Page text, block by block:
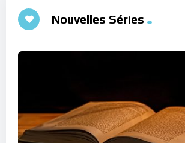
Nouvelles Séries